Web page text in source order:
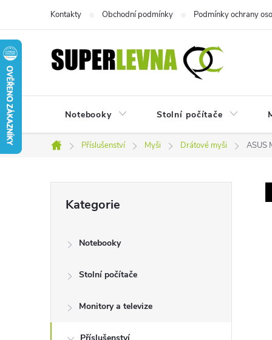
obsah
Kontakty Obchodní podmínky Podmínky ochrany
Notebooky Stolní počítače
Domů
Příslušenství Myši Drátové myši ASUS
r
kategorie
Kategorie
Notebooky
Stolní počítače
Monitory a televize